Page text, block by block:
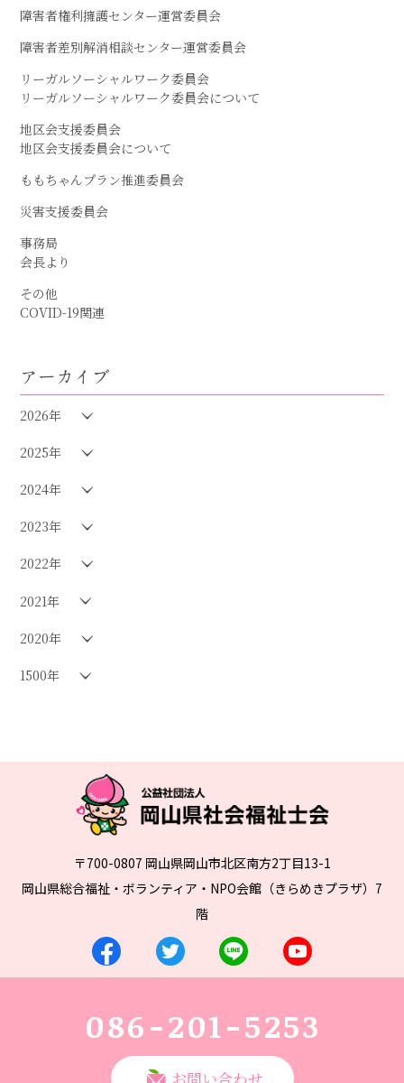
障害者権利擁護センター運営委員会
障害者差別解消相談センター運営委員会
リーガルソーシャルワーク委員会
リーガルソーシャルワーク委員会について
地区会支援委員会
地区会支援委員会について
ももちゃんプラン推進委員会
災害支援委員会
事務局
会長より
その他
COVID-19関連
アーカイブ
2026年
2025年
2024年
2023年
2022年
2021年
2020年
1500年
〒700-0807 岡山県岡山市北区南方2丁目13-1
岡山県総合福祉・ボランティア・NPO会館（きらめきプラザ）7
階
086-201-5253
お問い合わせ